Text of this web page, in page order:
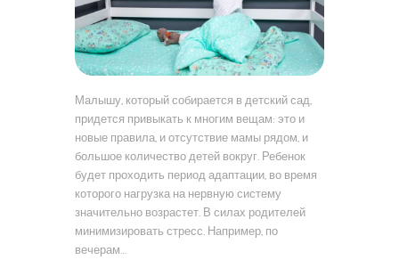
Малышу, который собирается в детский сад,
придется привыкать к многим вещам: это и
новые правила, и отсутствие мамы рядом, и
большое количество детей вокруг. Ребенок
будет проходить период адаптации, во время
которого нагрузка на нервную систему
значительно возрастет. В силах родителей
минимизировать стресс. Например, по
вечерам…